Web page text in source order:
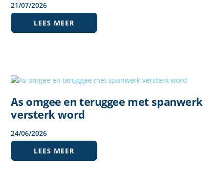
21/07/2026
LEES MEER
As omgee en teruggee met spanwerk
versterk word
24/06/2026
LEES MEER